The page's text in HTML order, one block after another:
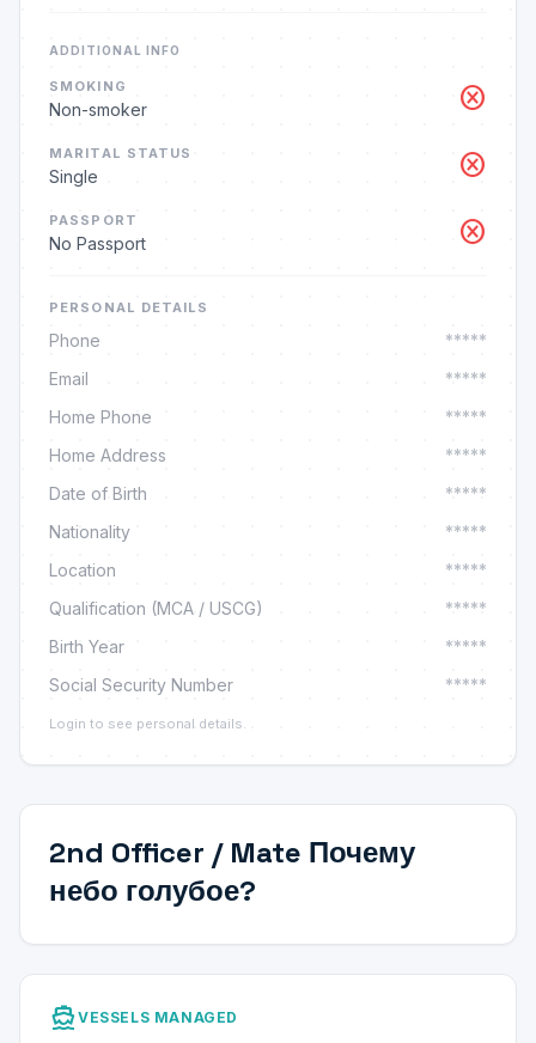
ADDITIONAL INFO
SMOKING
Non-smoker cancel
MARITAL STATUS
Single cancel
PASSPORT
No Passport cancel
PERSONAL DETAILS
Phone
*****
Email
*****
Home Phone
*****
Home Address
*****
Date of Birth
*****
Nationality
*****
Location
*****
Qualification (MCA / USCG)
*****
Birth Year
*****
Social Security Number
*****
Login to see personal details.
2nd Officer / Mate Почему
небо голубое?
directions_boatVESSELS MANAGED